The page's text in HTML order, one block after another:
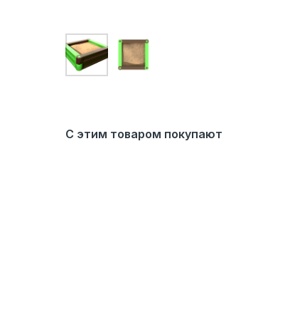
С этим товаром покупают